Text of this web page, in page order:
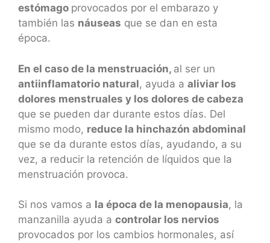
estómago provocados por el embarazo y
también las náuseas que se dan en esta
época.
En el caso de la menstruación, al ser un
antiinflamatorio natural, ayuda a aliviar los
dolores menstruales y los dolores de cabeza
que se pueden dar durante estos días. Del
mismo modo, reduce la hinchazón abdominal
que se da durante estos días, ayudando, a su
vez, a reducir la retención de líquidos que la
menstruación provoca.
Si nos vamos a la época de la menopausia, la
manzanilla ayuda a controlar los nervios
provocados por los cambios hormonales, así